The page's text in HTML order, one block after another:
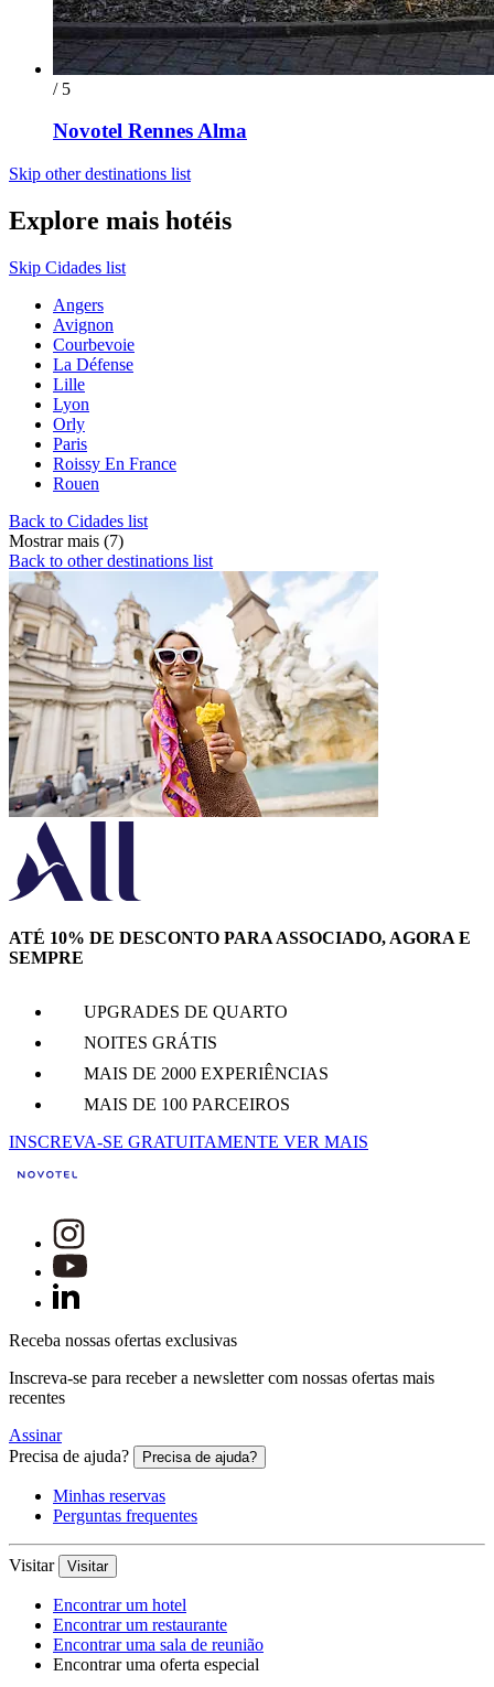
/ 5
Novotel Rennes Alma
Skip other destinations list
Explore mais hotéis
Skip Cidades list
Angers
Avignon
Courbevoie
La Défense
Lille
Lyon
Orly
Paris
Roissy En France
Rouen
Back to Cidades list
Mostrar mais (7)
Back to other destinations list
ATÉ 10% DE DESCONTO PARA ASSOCIADO, AGORA E
SEMPRE
UPGRADES DE QUARTO
NOITES GRÁTIS
MAIS DE 2000 EXPERIÊNCIAS
MAIS DE 100 PARCEIROS
INSCREVA-SE GRATUITAMENTE VER MAIS
Receba nossas ofertas exclusivas
Inscreva-se para receber a newsletter com nossas ofertas mais
recentes
Assinar
Precisa de ajuda?
Precisa de ajuda?
Minhas reservas
Perguntas frequentes
Visitar Visitar
Encontrar um hotel
Encontrar um restaurante
Encontrar uma sala de reunião
Encontrar uma oferta especial